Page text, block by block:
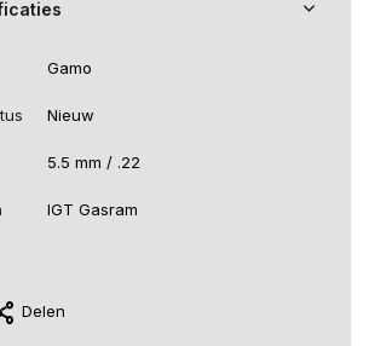
Gamo
Nieuw
5.5 mm / .22
IGT Gasram
Delen